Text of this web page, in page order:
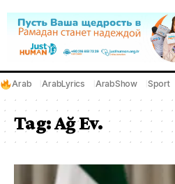
Arab ArabLyrics ArabShow Sport
Tag:Ağ Ev.